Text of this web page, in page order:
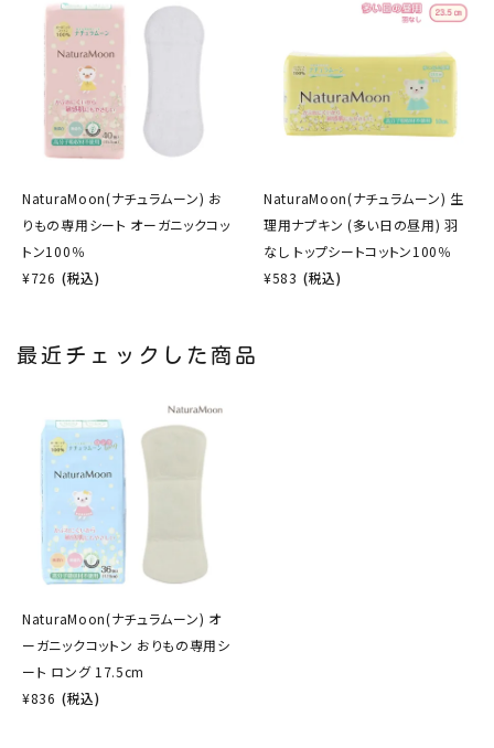
NaturaMoon(ナチュラムーン) お
りもの専用シート オーガニックコッ
トン100％
¥726 (税込)
NaturaMoon(ナチュラムーン) 生
理用ナプキン (多い日の昼用) 羽
なし トップシートコットン100％
¥583 (税込)
最近チェックした商品
NaturaMoon(ナチュラムーン) オ
ーガニックコットン おりもの専用シ
ート ロング 17.5cm
¥836 (税込)